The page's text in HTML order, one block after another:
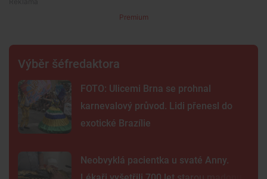
Premium
Výběr šéfredaktora
FOTO: Ulicemi Brna se prohnal
karnevalový průvod. Lidi přenesl do
exotické Brazílie
Neobvyklá pacientka u svaté Anny.